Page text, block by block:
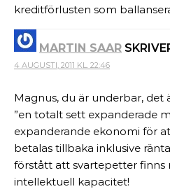
kreditförlusten som
MARTIN SAAR
4 AUGUSTI, 2011 KL. 22:46
Magnus, du är underbar, det
”en totalt sett expanderade
expanderande ekonomi för
betalas tillbaka inklusive
förstått att svartepetter finns
intellektuell kapacitet!